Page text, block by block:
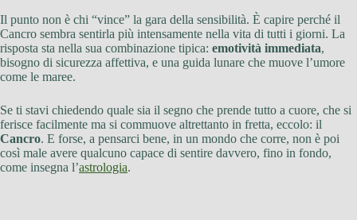
Il punto non è chi “vince” la gara della sensibilità. È capire perché il
Cancro sembra sentirla più intensamente nella vita di tutti i giorni. La
risposta sta nella sua combinazione tipica: emotività immediata,
bisogno di sicurezza affettiva, e una guida lunare che muove l’umore
come le maree.
Se ti stavi chiedendo quale sia il segno che prende tutto a cuore, che si
ferisce facilmente ma si commuove altrettanto in fretta, eccolo: il
Cancro. E forse, a pensarci bene, in un mondo che corre, non è poi
così male avere qualcuno capace di sentire davvero, fino in fondo,
come insegna l’astrologia.